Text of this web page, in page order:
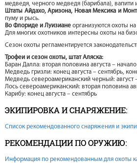
медведя, черного медведя (барибала), вапити
Штаты Айдахо, Аризона, Новая Мексика и
пуму и рысь.
Во Флориде и Луизиане организуются охоты на
Для многих охотников интересны охоты на
Сезон охоты регламентируется
Трофеи и сезон охоты, штат Аляска:
Баран Далла: вторая половина августа –
Медведь гризли: конец августа – сентябрь,
Медведь североамериканский черный: август
Лось североамериканский: вторая половина
Карибу: конец августа – сентябрь
ЭКИПИРОВКА И СНАРЯЖЕНИЕ:
Список рекомендованного снаряжения и
РЕКОМЕНДАЦИИ ПО ОРУЖИЮ:
Информация по рекомендованным для охоты